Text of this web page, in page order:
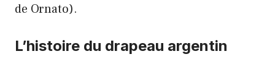
de Ornato).
L’histoire du drapeau argentin